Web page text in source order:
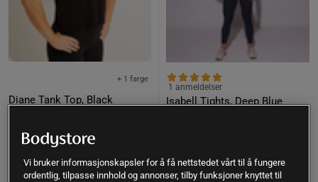
Diane Tank Top, Black
+ 1 farge
308 kr
411 kr
Isabell Tights, Deep Blue
1 anmeldelser
629 kr
Vi bruker informasjonskapsler for å få nettstedet vårt til å fungere
ordentlig, tilpasse innhold og annonser, tilby funksjoner knyttet til